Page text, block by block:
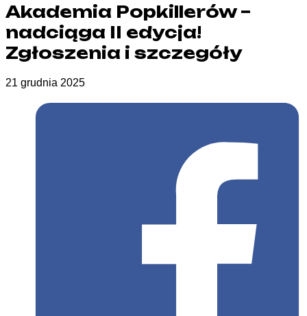
Akademia Popkillerów –
nadciąga II edycja!
Zgłoszenia i szczegóły
21 grudnia 2025